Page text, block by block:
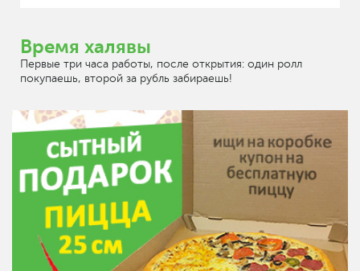
Время халявы
Первые три часа работы, после открытия: один ролл
покупаешь, второй за рубль забираешь!